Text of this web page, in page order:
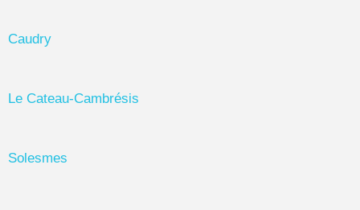
Caudry
Le Cateau-Cambrésis
Solesmes